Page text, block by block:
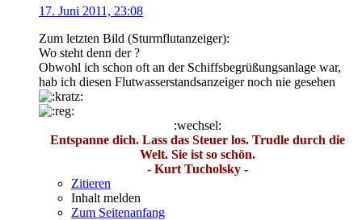
17. Juni 2011, 23:08
Zum letzten Bild (Sturmflutanzeiger):
Wo steht denn der ?
Obwohl ich schon oft an der Schiffsbegrüßungsanlage war,
hab ich diesen Flutwasserstandsanzeiger noch nie gesehen
:wechsel:
Entspanne dich. Lass das Steuer los. Trudle durch die
Welt. Sie ist so schön.
- Kurt Tucholsky -
Zitieren
Inhalt melden
Zum Seitenanfang